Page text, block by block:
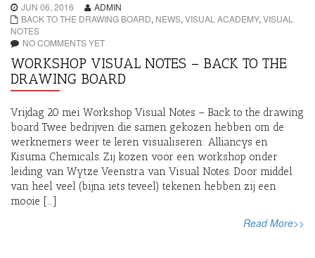
JUN 06, 2016
ADMIN
BACK TO THE DRAWING BOARD, NEWS, VISUAL ACADEMY, VISUAL
NOTES
NO COMMENTS YET
WORKSHOP VISUAL NOTES – BACK TO THE
DRAWING BOARD
Vrijdag 20 mei Workshop Visual Notes – Back to the drawing
board Twee bedrijven die samen gekozen hebben om de
werknemers weer te leren visualiseren: Alliancys en
Kisuma Chemicals. Zij kozen voor een workshop onder
leiding van Wytze Veenstra van Visual Notes. Door middel
van heel veel (bijna iets teveel) tekenen hebben zij een
mooie […]
Read More>>